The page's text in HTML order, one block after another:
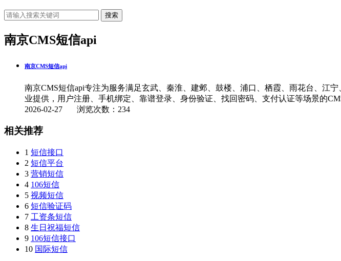
搜索
南京CMS短信api
南京CMS短信api
南京CMS短信api专注为服务满足玄武、秦淮、建邺、鼓楼、浦口、栖霞、雨花台、江
业提供，用户注册、手机绑定、靠谱登录、身份验证、找回密码、支付认证等场景的
2026-02-27 浏览次数：234
相关推荐
1 短信接口
2 短信平台
3 营销短信
4 106短信
5 视频短信
6 短信验证码
7 工资条短信
8 生日祝福短信
9 106短信接口
10 国际短信